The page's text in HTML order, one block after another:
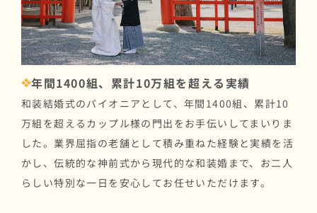
年間1400組、累計10万組を超える実績
和装結婚式のパイオニアとして、年間1400組、累計10
万組を超えるカップル様の門出をお手伝いしてまいりま
した。業界屈指の老舗として積み重ねた経験と実績を活
かし、伝統的な神前式から現代的な和装婚まで、お二人
らしい特別な一日を安心してお任せいただけます。